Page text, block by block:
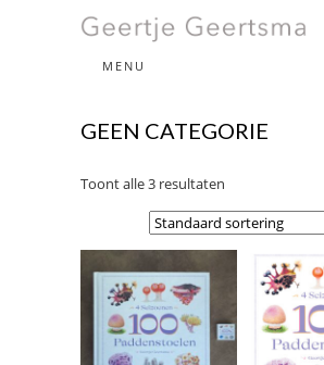
GEERTJE
GEERTSMA
MENU
GEEN CATEGORIE
Toont alle 3 resultaten